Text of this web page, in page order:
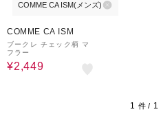
COMME CA ISM(メンズ)
COMME CA ISM
ブークレ チェック柄 マ
フラー
¥2,449
1 件 / 1